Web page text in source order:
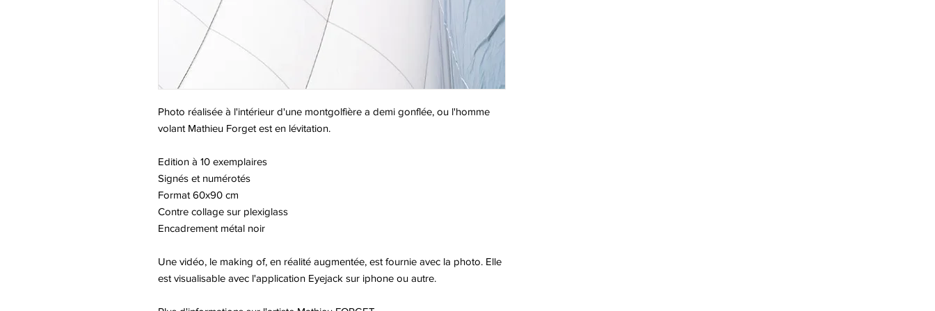
Photo réalisée à l'intérieur d'une montgolfière a demi gonflée, ou l'homme
volant Mathieu Forget est en lévitation.
Edition à 10 exemplaires
Signés et numérotés
Format 60x90 cm
Contre collage sur plexiglass
Encadrement métal noir
Une vidéo, le making of, en réalité augmentée, est fournie avec la photo. Elle
est visualisable avec l'application Eyejack sur iphone ou autre.